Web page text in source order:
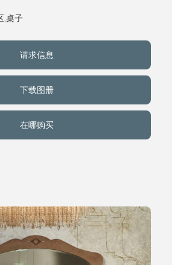
定制
关于我们
事件
,桌子
请求信息
下载图册
在哪购买